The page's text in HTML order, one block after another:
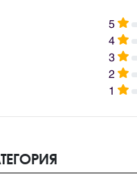
5
4
3
2
1